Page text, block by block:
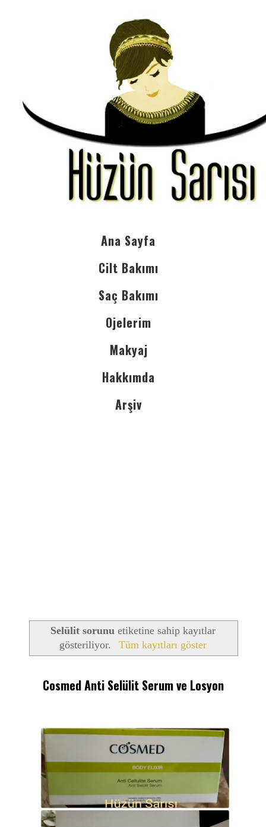
Ana Sayfa
Cilt Bakımı
Saç Bakımı
Ojelerim
Makyaj
Hakkımda
Arşiv
Selülit sorunu etiketine sahip kayıtlar
gösteriliyor.
Tüm kayıtları göster
Cosmed Anti Selülit Serum ve Losyon